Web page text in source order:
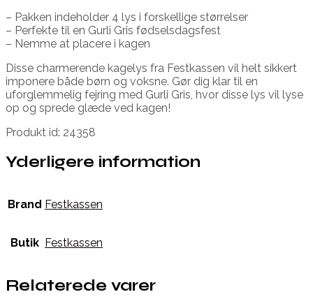
– Pakken indeholder 4 lys i forskellige størrelser
– Perfekte til en Gurli Gris fødselsdagsfest
– Nemme at placere i kagen
Disse charmerende kagelys fra Festkassen vil helt sikkert
imponere både børn og voksne. Gør dig klar til en
uforglemmelig fejring med Gurli Gris, hvor disse lys vil lyse
op og sprede glæde ved kagen!
Produkt id: 24358
Yderligere information
Brand Festkassen
Butik Festkassen
Relaterede varer